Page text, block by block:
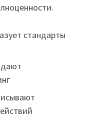
стандарты